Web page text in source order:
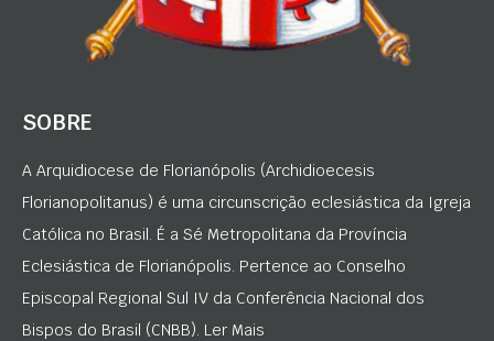
SOBRE
A Arquidiocese de Florianópolis (Archidioecesis
Florianopolitanus) é uma circunscrição eclesiástica da Igreja
Católica no Brasil. É a Sé Metropolitana da Província
Eclesiástica de Florianópolis. Pertence ao Conselho
Episcopal Regional Sul IV da Conferência Nacional dos
Bispos do Brasil (CNBB). Ler Mais